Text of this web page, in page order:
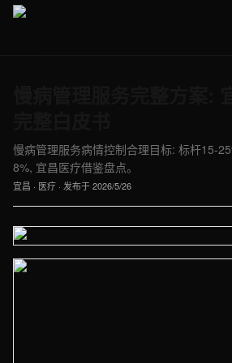
慢病管理服务病情控制合理目标: 标杆15-
8%, 宜昌医疗借鉴盘点。
宜昌 · 医疗 · 发布于2026/5/26